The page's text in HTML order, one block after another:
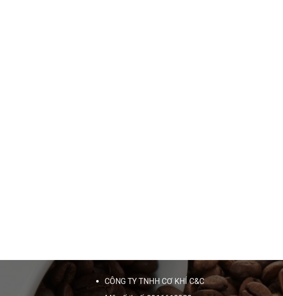
CÔNG TY TNHH CƠ KHÍ C&C